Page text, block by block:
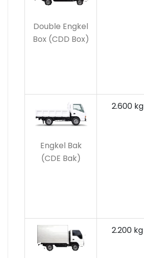
Double Engkel
Box (CDD Box)
Engkel Bak
(CDE Bak)
2.600 kg
2.200 kg